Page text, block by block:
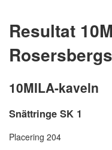
Resultat
10MILA-kaveln
Snättringe SK 1
Placering 204